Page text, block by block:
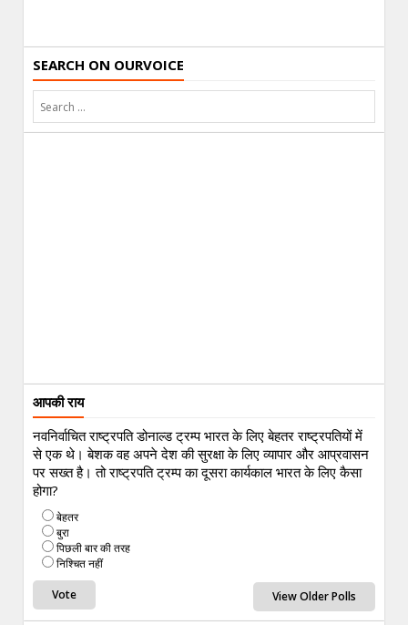
SEARCH ON OURVOICE
आपकी राय
नवनिर्वाचित राष्ट्रपति डोनाल्ड ट्रम्प भारत के लिए बेहतर राष्ट्रपतियों में
से एक थे। बेशक वह अपने देश की सुरक्षा के लिए व्यापार और आप्रवासन
पर सख्त है। तो राष्ट्रपति ट्रम्प का दूसरा कार्यकाल भारत के लिए कैसा
होगा?
बेहतर
बुरा
पिछली बार की तरह
निश्चित नहीं
View Older Polls